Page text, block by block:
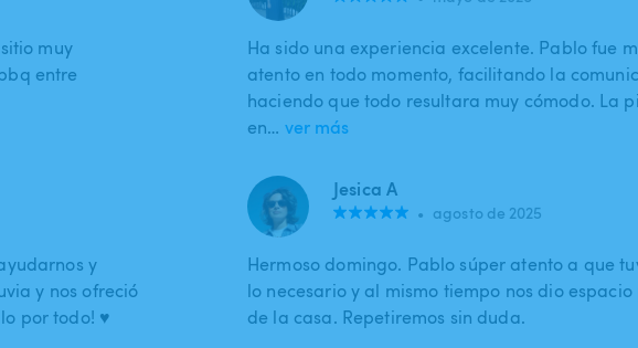
muy
entre
Ha sido una experiencia excelente. Pablo fue
atento en todo momento, facilitando la
haciendo que todo resultara muy cómodo. La
en… ver más
y
y nos ofreció
por todo! ♥️
Jesica A
• agosto de 2025
Hermoso domingo. Pablo súper atento a que
lo necesario y al mismo tiempo nos dio
de la casa. Repetiremos sin duda.